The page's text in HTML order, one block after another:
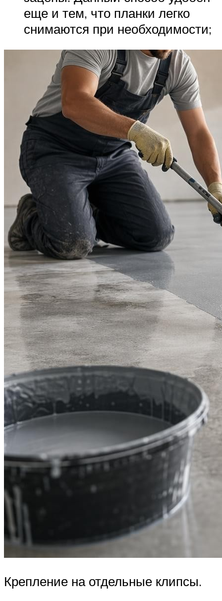
еще и тем, что планки легко
снимаются при необходимости;
Крепление на отдельные клипсы.